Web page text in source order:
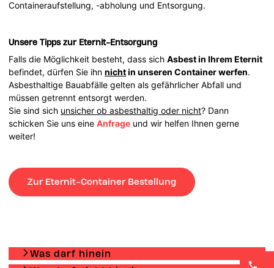
Containeraufstellung, -abholung und Entsorgung.
Unsere Tipps zur Eternit-Entsorgung
Falls die Möglichkeit besteht, dass sichAsbest in Ihrem Eternit
befindet, dürfen Sie ihnnichtin unseren Container werfen.
Asbesthaltige Bauabfälle gelten als gefährlicher Abfall und
müssen getrennt entsorgt werden.
Sie sind sich unsicher ob asbesthaltig oder nicht? Dann
schicken Sie uns eineAnfrage und wir helfen Ihnen gerne
weiter!
Zur Eternit-Container Bestellung
Was darf hinein